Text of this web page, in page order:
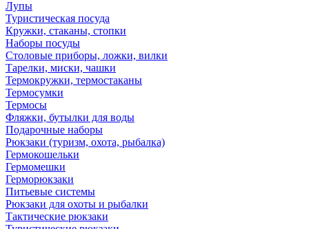
Лупы
Туристическая посуда
Кружки, стаканы, стопки
Наборы посуды
Столовые приборы, ложки, вилки
Тарелки, миски, чашки
Термокружки, термостаканы
Термосумки
Термосы
Фляжки, бутылки для воды
Подарочные наборы
Рюкзаки (туризм, охота, рыбалка)
Гермокошельки
Гермомешки
Герморюкзаки
Питьевые системы
Рюкзаки для охоты и рыбалки
Тактические рюкзаки